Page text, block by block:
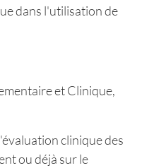
dans l'utilisation de
et Clinique,
clinique des
ou déjà sur le